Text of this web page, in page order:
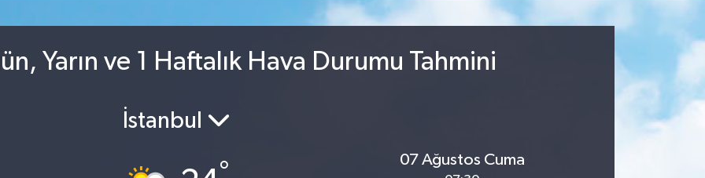
Yarın ve 1 Haftalık Hava Durumu Tahmini
İstanbul
°
07 Ağustos Cuma